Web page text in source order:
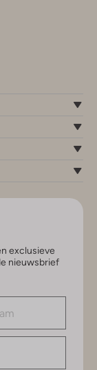
exclusieve
nieuwsbrief